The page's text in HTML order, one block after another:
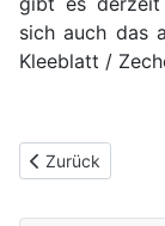
sich auch das
Kleeblatt /
Vorheriger
Zurück